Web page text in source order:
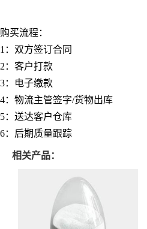
购买流程：
1：双方签订合同
2：客户打款
3：电子缴款
4：物流主管签字/货物出库
5：送达客户仓库
6：后期质量跟踪
相关产品：